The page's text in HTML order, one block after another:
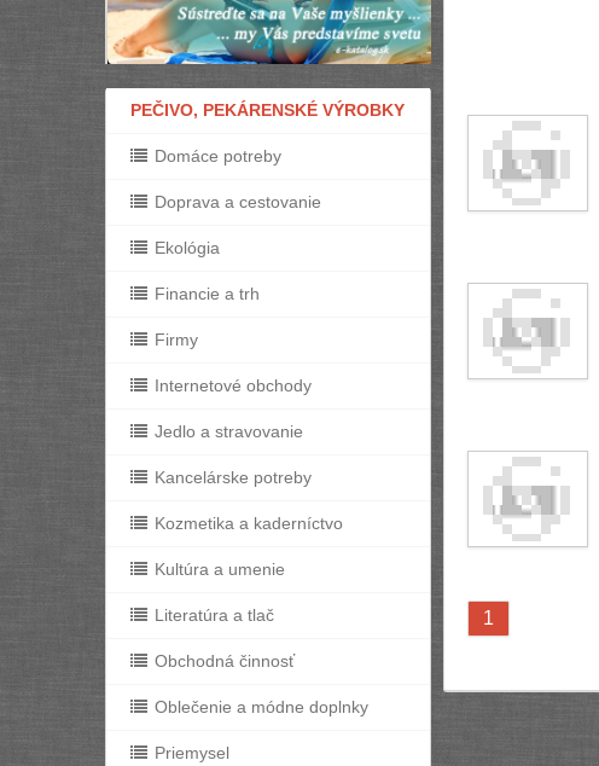
PEČIVO, PEKÁRENSKÉ VÝROBKY
Domáce potreby
Doprava a cestovanie
Ekológia
Financie a trh
Firmy
Internetové obchody
Jedlo a stravovanie
Kancelárske potreby
Kozmetika a kaderníctvo
Kultúra a umenie
Literatúra a tlač
Obchodná činnosť
Oblečenie a módne doplnky
Priemysel
1